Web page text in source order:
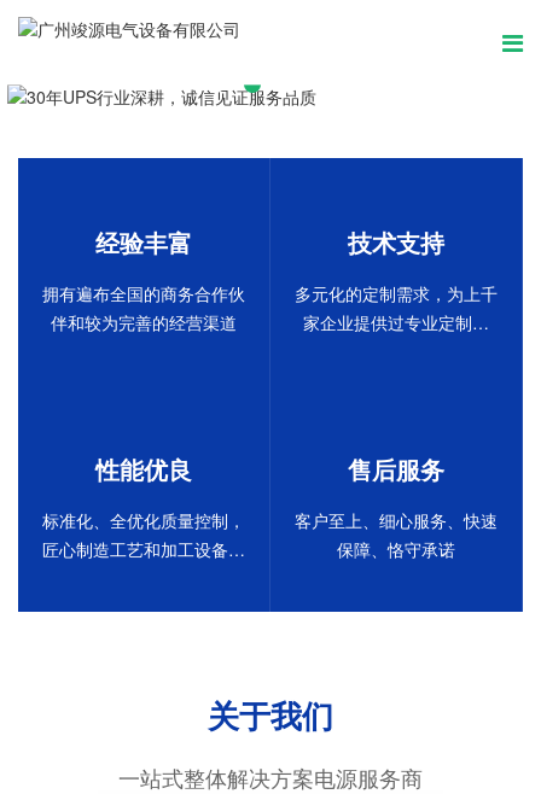
30年UPS行业深耕，诚信见证服务品质
经验丰富
拥有遍布全国的商务合作伙
伴和较为完善的经营渠道
技术支持
多元化的定制需求，为上千
家企业提供过专业定制服
性能优良
标准化、全优化质量控制，
匠心制造工艺和加工设备，
售后服务
客户至上、细心服务、快速
保障、恪守承诺
关于我们
一站式整体解决方案电源服务商